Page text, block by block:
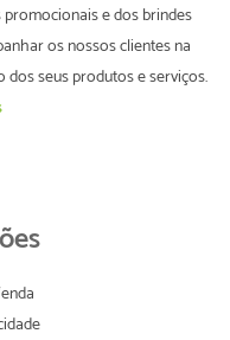
e dos brindes
os nossos clientes na
seus produtos e serviços.